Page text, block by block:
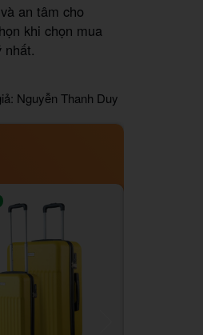
an tâm cho
khi chọn mua
nhất.
Nguyễn Thanh Duy